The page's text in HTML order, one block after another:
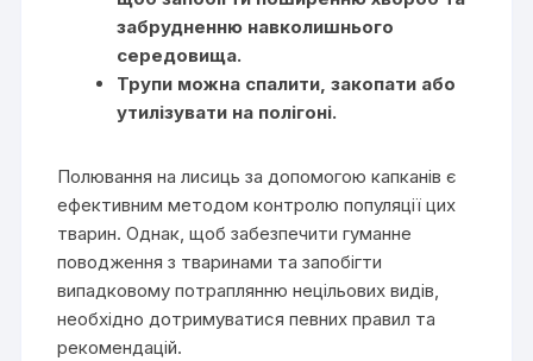
забрудненню навколишнього
середовища.
Трупи можна спалити, закопати або
утилізувати на полігоні.
Полювання на лисиць за допомогою капканів є
ефективним методом контролю популяції цих
тварин. Однак, щоб забезпечити гуманне
поводження з тваринами та запобігти
випадковому потраплянню нецільових видів,
необхідно дотримуватися певних правил та
рекомендацій.